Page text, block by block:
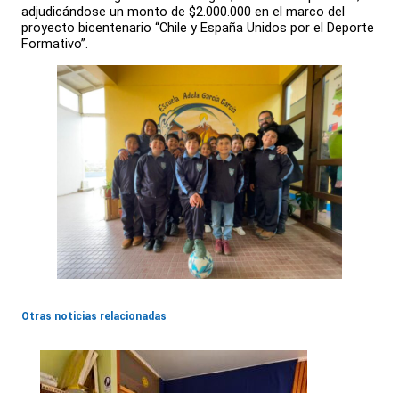
adjudicándose un monto de $2.000.000 en el marco del
proyecto bicentenario “Chile y España Unidos por el Deporte
Formativo”.
Otras noticias relacionadas